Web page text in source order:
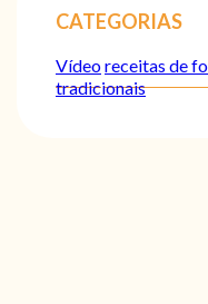
CATEGORIAS
Vídeoreceitas de
tradicionais